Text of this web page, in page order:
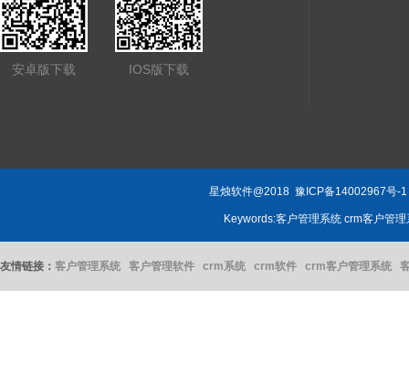
安卓版下载 IOS版下载
星烛软件@2018 豫ICP备14002967号-1
Keywords:客户管理系统 crm客户管
友情链接： 客户管理系统 客户管理软件 crm系统 crm软件 crm客户管理系统